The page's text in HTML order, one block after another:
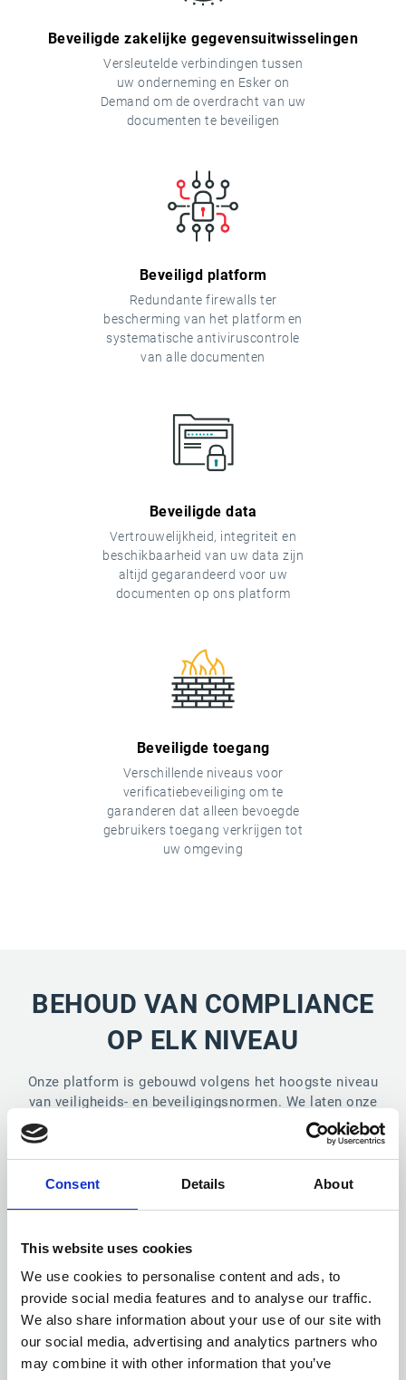
Consent Details About
This website uses cookies
We use cookies to personalise content and ads, to
provide social media features and to analyse our traffic.
We also share information about your use of our site with
our social media, advertising and analytics partners who
may combine it with other information that you’ve
Beveiligde zakelijke gegevensuitwisselingen
Versleutelde verbindingen tussen
uw onderneming en Esker on
Demand om de overdracht van uw
documenten te beveiligen
Beveiligd platform
Redundante firewalls ter
bescherming van het platform en
systematische antiviruscontrole
van alle documenten
Beveiligde data
Vertrouwelijkheid, integriteit en
beschikbaarheid van uw data zijn
altijd gegarandeerd voor uw
documenten op ons platform
Beveiligde toegang
Verschillende niveaus voor
verificatiebeveiliging om te
garanderen dat alleen bevoegde
gebruikers toegang verkrijgen tot
uw omgeving
BEHOUD VAN COMPLIANCE
OP ELK NIVEAU
Onze platform is gebouwd volgens het hoogste niveau
van veiligheids- en beveiligingsnormen. We laten onze
compliance- certificeringen echter graag voor zich